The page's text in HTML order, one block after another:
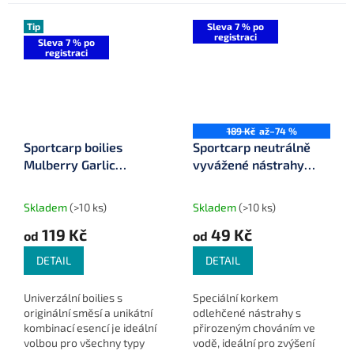
Tip
Sleva 7 % po
registraci
Sportcarp boilies
Mulberry Garlic
Skladem(>10 ks)
od 119 Kč
DETAIL
Univerzální boilies s
originální směsí a unikátní
kombinací esencí je ideální
volbou pro všechny typy
Sleva 7 % po
registraci
189 Kč až–74 %
Sportcarp neutrálně
vyvážené nástrahy
Skladem(>10 ks)
od 49 Kč
DETAIL
Speciální korkem
odlehčené nástrahy s
přirozeným chováním ve
vodě, ideální pro zvýšení